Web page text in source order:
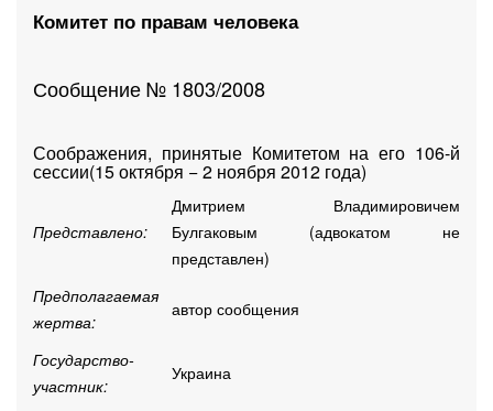
Комитет по правам человека
Сообщение № 1803/2008
Соображения, принятые Комитетом на его 106-й
сессии(15 октября − 2 ноября 2012 года)
Представлено:
Дмитрием Владимировичем
Булгаковым (адвокатом не
представлен)
Предполагаемая
жертва:
автор сообщения
Государство-
участник:
Украина